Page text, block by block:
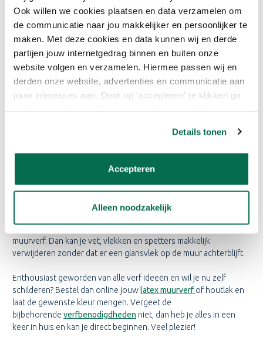
Ook willen we cookies plaatsen en data verzamelen om
de communicatie naar jou makkelijker en persoonlijker te
maken. Met deze cookies en data kunnen wij en derde
partijen jouw internetgedrag binnen en buiten onze
website volgen en verzamelen. Hiermee passen wij en
derden onze website, advertenties en communicatie aan
jouw interesses aan. Door op 'accepteren' te klikken ga
Details tonen
Accepteren
Alleen noodzakelijk
scheiding tussen donkere en lichte verf. Dan creëer je meteen
een verbinding tussen muurverf en interieur.
TIP kinderkamer:
muurverf. Dan kan je vet, vlekken en spetters makkelijk
verwijderen zonder dat er een glansvlek op de muur achterblijft.
Enthousiast geworden van alle verf ideeën en wil je nu zelf
schilderen? Bestel dan online jouwlatex muurverfof houtlak en
laat de gewenste kleur mengen. Vergeet de
bijbehorende verfbenodigdheden niet, dan heb je alles in een
keer in huis en kan je direct beginnen. Veel plezier!